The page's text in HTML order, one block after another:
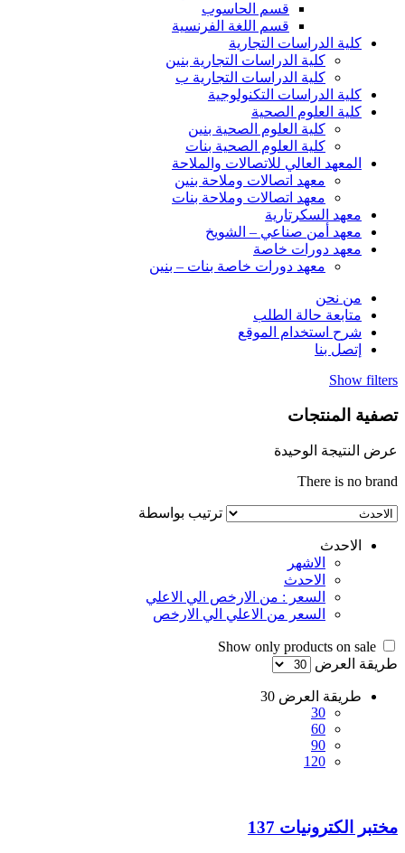
قسم الحاسوب
قسم اللغة الفرنسية
كلية الدراسات التجارية
كلية الدراسات التجارية بنين
كلية الدراسات التجارية ب
كلية الدراسات التكنولوجية
كلية العلوم الصحية
كلية العلوم الصحية بنين
كلية العلوم الصحية بنات
المعهد العالي للاتصالات والملاحة
معهد اتصالات وملاحة بنين
معهد اتصالات وملاحة بنات
معهد السكرتارية
معهد أمن صناعي – الشويخ
معهد دورات خاصة
معهد دورات خاصة بنات – بنين
من نحن
متابعة حالة الطلب
شرح استخدام الموقع
إتصل بنا
Show filters
تصفية المنتجات
عرض النتيجة الوحيدة
There is no brand
ترتيب بواسطة
الاحدث
الاشهر
الاحدث
السعر : من الارخص الي الاعلي
السعر من الاعلي الي الارخص
طريقة العرض
طريقة العرض 30
30
60
90
120
مختبر الكترونيات 137